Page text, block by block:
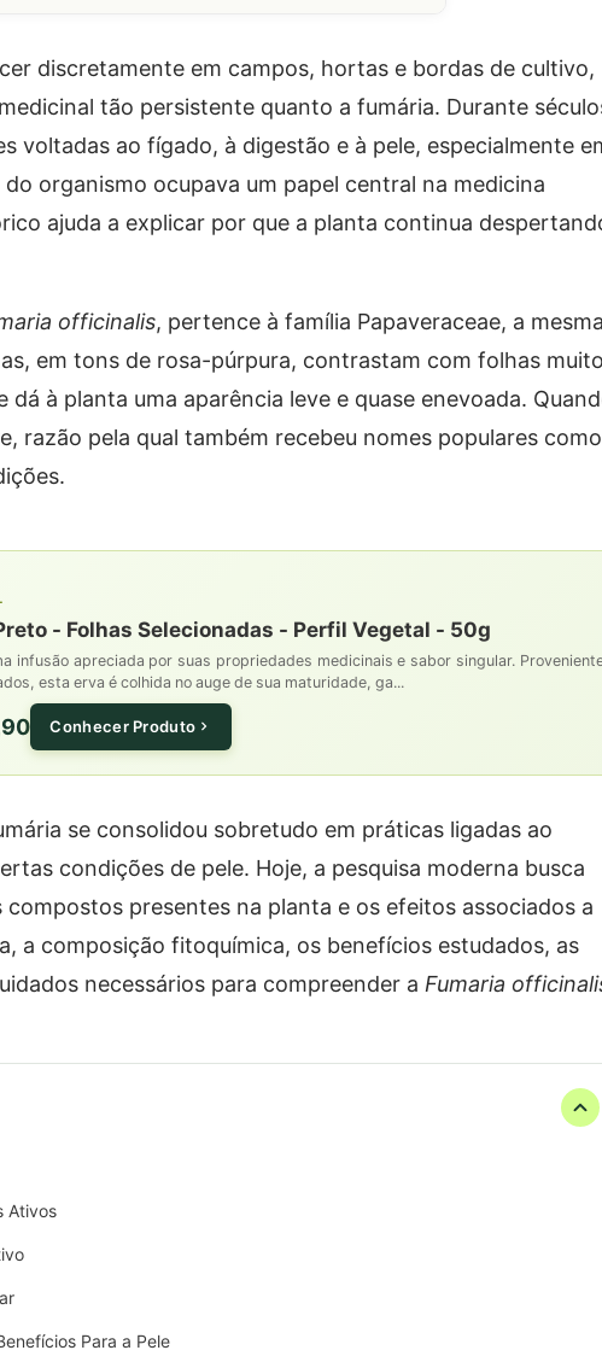
discretamente em campos, hortas e bordas de cultivo,
tão persistente quanto a fumária. Durante
voltadas ao fígado, à digestão e à pele, especialmente
organismo ocupava um papel central na medicina
ajuda a explicar por que a planta continua
officinalis, pertence à família Papaveraceae, a mesma
em tons de rosa-púrpura, contrastam com folhas muito
à planta uma aparência leve e quase enevoada.
razão pela qual também recebeu nomes populares como
- Folhas Selecionadas - Perfil Vegetal - 50g
infusão apreciada por suas propriedades medicinais e sabor singular.
esta erva é colhida no auge de sua maturidade, ga...
Conhecer Produto
se consolidou sobretudo em práticas ligadas ao
condições de pele. Hoje, a pesquisa moderna busca
presentes na planta e os efeitos associados a
a composição fitoquímica, os benefícios estudados, as
necessários para compreender a Fumaria
Ativos
Para a Pele